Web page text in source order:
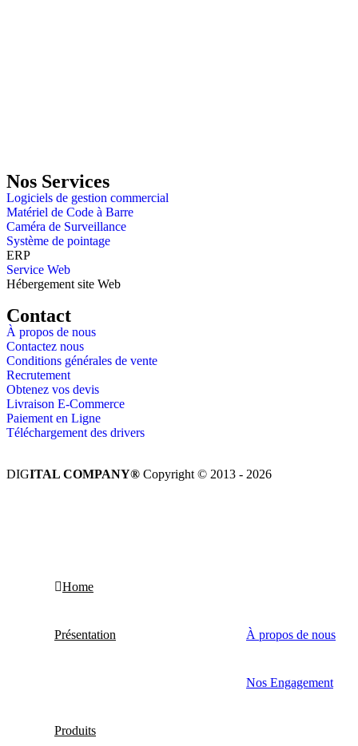
Nos Services
Logiciels de gestion commercial
Matériel de Code à Barre
Caméra de Surveillance
Système de pointage
ERP
Service Web
Hébergement site Web
Contact
À propos de nous
Contactez nous
Conditions générales de vente
Recrutement
Obtenez vos devis
Livraison E-Commerce
Paiement en Ligne
Téléchargement des drivers
DIGITAL COMPANY® Copyright © 2013 - 2026
Home
Présentation À propos de nous
Nos Engagement
Produits